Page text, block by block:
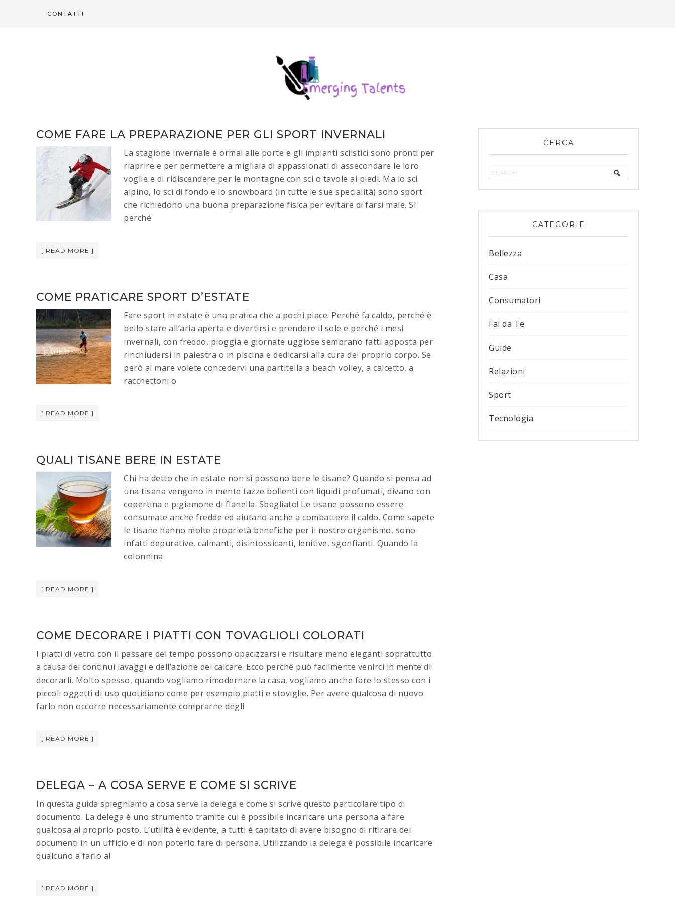
CONTATTI
COME FARE LA PREPARAZIONE PER GLI SPORT INVERNALI
La stagione invernale è ormai alle porte e gli impianti sciistici sono pronti per
riaprire e per permettere a migliaia di appassionati di assecondare le loro
voglie e di ridiscendere per le montagne con sci o tavole ai piedi. Ma lo sci
alpino, lo sci di fondo e lo snowboard (in tutte le sue specialità) sono sport
che richiedono una buona preparazione fisica per evitare di farsi male. Sì
perché
[ READ MORE ]
COME PRATICARE SPORT D’ESTATE
Fare sport in estate è una pratica che a pochi piace. Perché fa caldo, perché è
bello stare all’aria aperta e divertirsi e prendere il sole e perché i mesi
invernali, con freddo, pioggia e giornate uggiose sembrano fatti apposta per
rinchiudersi in palestra o in piscina e dedicarsi alla cura del proprio corpo. Se
però al mare volete concedervi una partitella a beach volley, a calcetto, a
racchettoni o
[ READ MORE ]
QUALI TISANE BERE IN ESTATE
Chi ha detto che in estate non si possono bere le tisane? Quando si pensa ad
una tisana vengono in mente tazze bollenti con liquidi profumati, divano con
copertina e pigiamone di flanella. Sbagliato! Le tisane possono essere
consumate anche fredde ed aiutano anche a combattere il caldo. Come sapete
le tisane hanno molte proprietà benefiche per il nostro organismo, sono
infatti depurative, calmanti, disintossicanti, lenitive, sgonfianti. Quando la
colonnina
[ READ MORE ]
COME DECORARE I PIATTI CON TOVAGLIOLI COLORATI
I piatti di vetro con il passare del tempo possono opacizzarsi e risultare meno eleganti soprattutto
a causa dei continui lavaggi e dell’azione del calcare. Ecco perché può facilmente venirci in mente di
decorarli. Molto spesso, quando vogliamo rimodernare la casa, vogliamo anche fare lo stesso con i
piccoli oggetti di uso quotidiano come per esempio piatti e stoviglie. Per avere qualcosa di nuovo
farlo non occorre necessariamente comprarne degli
[ READ MORE ]
DELEGA – A COSA SERVE E COME SI SCRIVE
In questa guida spieghiamo a cosa serve la delega e come si scrive questo particolare tipo di
documento. La delega è uno strumento tramite cui è possibile incaricare una persona a fare
qualcosa al proprio posto. L’utilità è evidente, a tutti è capitato di avere bisogno di ritirare dei
documenti in un ufficio e di non poterlo fare di persona. Utilizzando la delega è possibile incaricare
qualcuno a farlo al
[ READ MORE ]
CERCA
CATEGORIE
Bellezza
Casa
Consumatori
Fai da Te
Guide
Relazioni
Sport
Tecnologia